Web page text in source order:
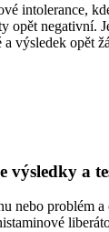
intolerance,
opět negativní.
výsledek opět
výsledky a
nebo problém